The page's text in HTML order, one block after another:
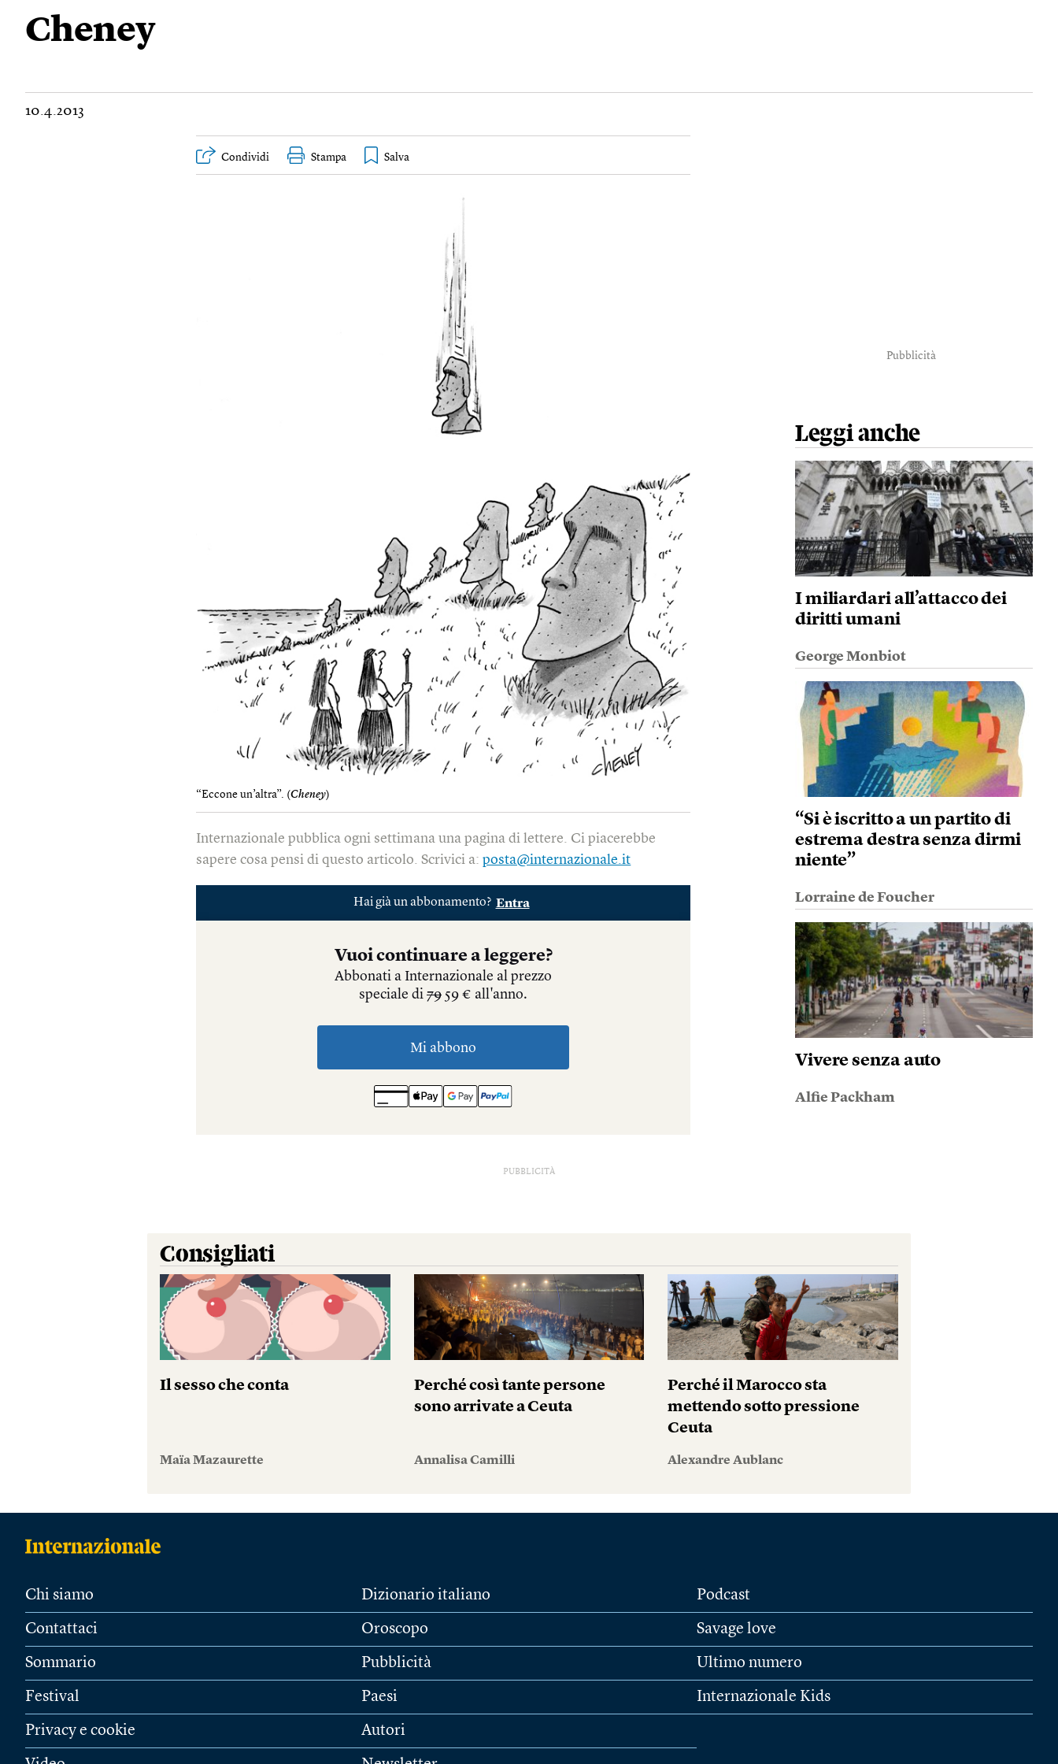
Cheney
10.4.2013
Condividi Stampa
“Eccone un’altra”. (Cheney)
Internazionale pubblica ogni settimana una pagina di lettere. Ci piacerebbe
sapere cosa pensi di questo articolo. Scrivici a:posta@internazionale.it
Pubblicità
Leggi anche
I miliardari all’attacco dei
diritti umani
George Monbiot
“Si è iscritto a un partito di
estrema destra senza dirmi
niente”
Lorraine de Foucher
Vivere senza auto
Alfie Packham
PUBBLICITÀ
Consigliati
Il sesso che conta
Maïa Mazaurette
Perché così tante persone
sono arrivate a Ceuta
Annalisa Camilli
Perché il Marocco sta
mettendo sotto pressione
Ceuta
Alexandre Aublanc
Chi siamo
Contattaci
Sommario
Festival
Privacy e cookie
Dizionario italiano
Oroscopo
Pubblicità
Paesi
Autori
Podcast
Savage love
Ultimo numero
Internazionale Kids